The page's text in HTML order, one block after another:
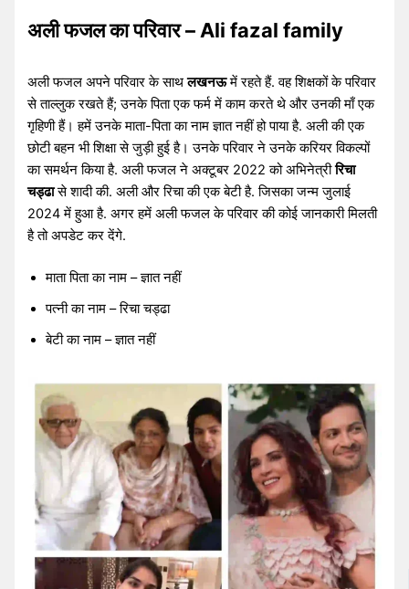
अली फजल का परिवार – Ali fazal family
अली फजल अपने परिवार के साथलखनऊमें रहते हैं. वह शिक्षकों के परिवार
से ताल्लुक रखते हैं; उनके पिता एक फर्म में काम करते थे और उनकी माँ एक
गृहिणी हैं। हमें उनके माता-पिता का नाम ज्ञात नहीं हो पाया है. अली की एक
छोटी बहन भी शिक्षा से जुड़ी हुई है। उनके परिवार ने उनके करियर विकल्पों
का समर्थन किया है. अली फजल ने अक्टूबर 2022 को अभिनेत्रीरिचा
चड्ढासे शादी की. अली और रिचा की एक बेटी है. जिसका जन्म जुलाई
2024 में हुआ है. अगर हमें अली फजल के परिवार की कोई जानकारी मिलती
है तो अपडेट कर देंगे.
माता पिता का नाम – ज्ञात नहीं
पत्नी का नाम – रिचा चड्ढा
बेटी का नाम – ज्ञात नहीं